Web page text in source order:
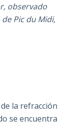
observado
Pic du Midi,
la refracción
se encuentra